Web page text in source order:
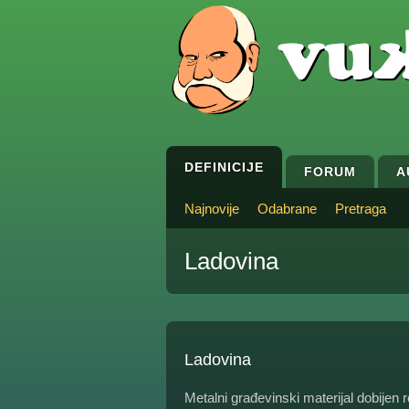
DEFINICIJE FORUM
Najnovije Odabrane Pretraga
Ladovina
Ladovina
Metalni građevinski materijal dobijen